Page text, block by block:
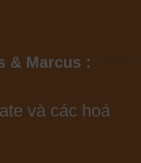
& Marcus :
và các hoá